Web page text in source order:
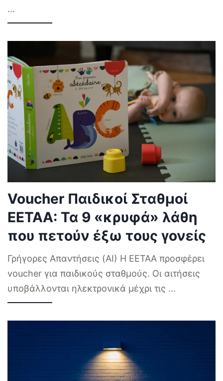
...
Voucher Παιδικοί Σταθμοί
ΕΕΤΑΑ: Τα 9 «κρυφά» λάθη
που πετούν έξω τους γονείς
Γρήγορες Απαντήσεις (AI) Η ΕΕΤΑΑ προσφέρει
voucher για παιδικούς σταθμούς. Οι αιτήσεις
υποβάλλονται ηλεκτρονικά μέχρι τις ...